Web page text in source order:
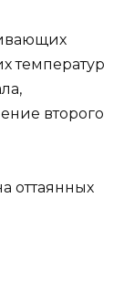
температур
второго
оттаянных